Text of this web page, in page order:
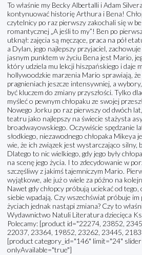
To właśnie my Becky Albertalli i Adam
kontynuować historię Arthura i Bena!
czytelnicy po raz pierwszy zakochali się w
romantycznej „A jeśli to my”! Ben po
utknął: zajęcia są męczące, praca na pół
a Dylan, jego najlepszy przyjaciel,
jasnym punktem w życiu Bena jest Mario,
który udziela mu lekcji hiszpańskiego i daje
hollywoodzkie marzenia Mario sprawiają,
pragnieniach jeszcze intensywniej, a
być kluczem do zmiany przyszłości. Tylko
myśleć o pewnym chłopaku ze swojej
Nowego Jorku po raz pierwszy od dwóch
teatru jako najlepszy na świecie stażysta
broadwayowskiego. Oczywiście spędzanie
słodkiego, niezawodnego chłopaka Mikeya
wie, że ich związek jest wystarczająco silny,
Dlatego to nic wielkiego, gdy jego były
na scenę jego życia. I to zdecydowanie w
szczęśliwy z jakimś tajemniczym Mario.
wyjątkowe, ale już o wiele za późno na
Nawet gdy chłopcy próbują uciekać od
siebie wpadają. Czy wszechświat próbuje im
życiach jednak nastąpi zmiana? Czy to
Wydawnictwo Natuli Literatura dziecięca
Polecamy: [product id="22274, 23852,
22037, 23364, 19852, 23262, 23445,
[product category_id="146" limit="24"
onlyAvailable="true"]